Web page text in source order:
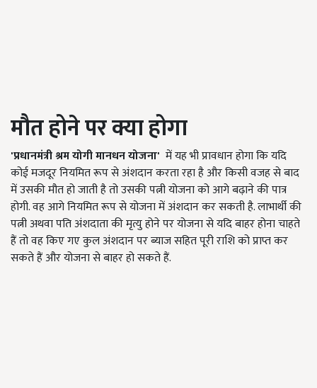
मौत होने पर क्या होगा
'प्रधानमंत्री श्रम योगी मानधन योजना' में यह भी प्रावधान होगा कि यदि
कोई मजदूर नियमित रूप से अंशदान करता रहा है और किसी वजह से बाद
में उसकी मौत हो जाती है तो उसकी पत्नी योजना को आगे बढ़ाने की पात्र
होगी. वह आगे नियमित रूप से योजना में अंशदान कर सकती है. लाभार्थी की
पत्नी अथवा पति अंशदाता की मृत्यु होने पर योजना से यदि बाहर होना चाहते
हैं तो वह किए गए कुल अंशदान पर ब्याज सहित पूरी राशि को प्राप्त कर
सकते हैं और योजना से बाहर हो सकते हैं.